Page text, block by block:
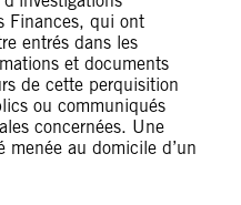
Finances, qui ont
entrés dans les
et documents
de cette perquisition
ou communiqués
concernées. Une
menée au domicile d’un